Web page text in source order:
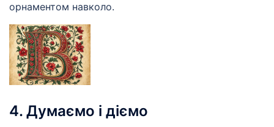
орнаментом навколо.
4. Думаємо і діємо